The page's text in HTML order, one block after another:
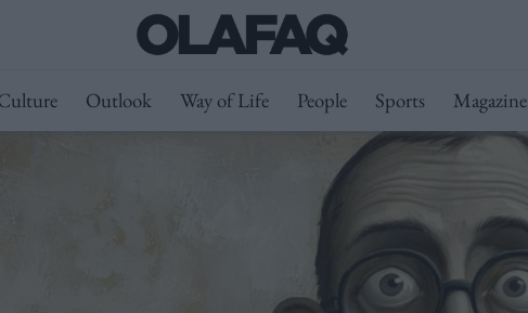
Outlook Way of Life People Sports Magazine